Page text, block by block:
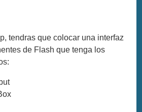
tendras que colocar una interfaz
de Flash que tenga los